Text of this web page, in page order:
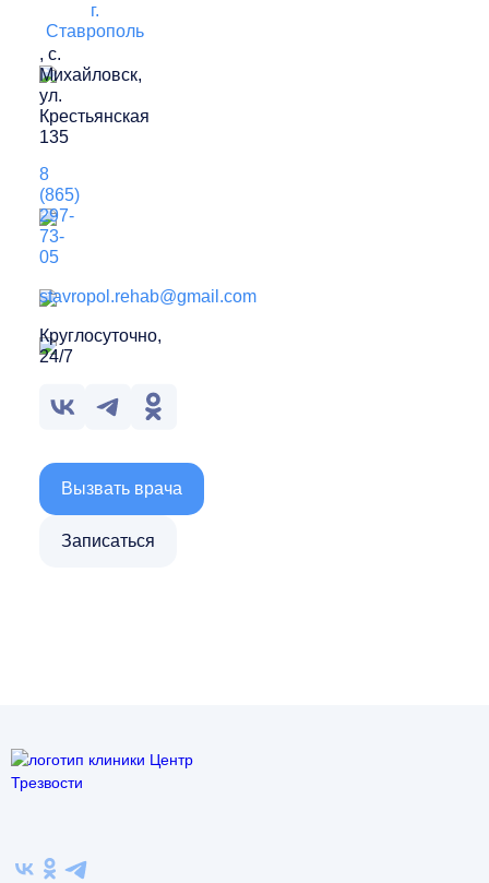
г.
Ставрополь
, с.
Михайловск,
ул.
Крестьянская
135
8
(865)
297-
73-
05
stavropol.rehab@gmail.com
Круглосуточно,
24/7
Вызвать врача
Записаться